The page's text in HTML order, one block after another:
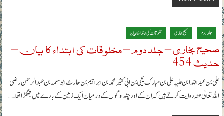
جلد دوم صحیح بخاری مخلوقات کی ابتداء کا بیان
صحیح بخاری – جلد دوم – مخلوقات کی ابتداء کا بیان –
حدیث 454
علی بن عبداللہ ابن علیہ علی بن مبارک یحیی بن ابی کثیر محمد بن ابراہیم بن حارث ابوسلمہ بن عبدالرحمن رضی
اللہ تعالیٰ عنہ روایت کرتے ہیں کہ ان کے اور چند لوگوں کے درمیان ایک زمین کے بارے میں جھگڑا تھا……